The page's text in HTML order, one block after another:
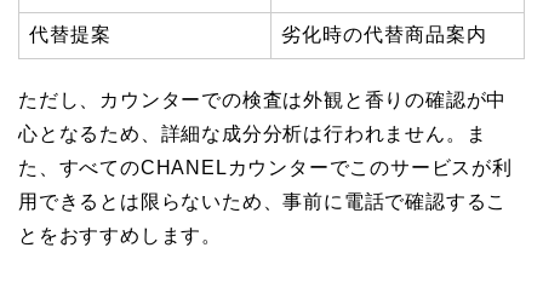
代替提案 劣化時の代替商品案内
ただし、カウンターでの検査は外観と香りの確認が中
心となるため、詳細な成分分析は行われません。ま
た、すべてのCHANELカウンターでこのサービスが利
用できるとは限らないため、事前に電話で確認するこ
とをおすすめします。